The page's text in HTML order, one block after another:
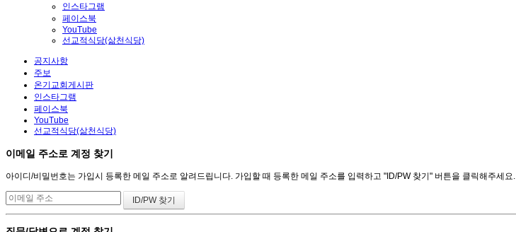
인스타그램
페이스북
YouTube
선교적식당(삶천식당)
공지사항
주보
온기교회게시판
인스타그램
페이스북
YouTube
선교적식당(삶천식당)
이메일 주소로 계정 찾기
아이디/비밀번호는 가입시 등록한 메일 주소로 알려드립니다. 가입할 때 등록한 메일 주소를 입력하고 "ID/PW 찾기" 버튼을 클릭해주세요.